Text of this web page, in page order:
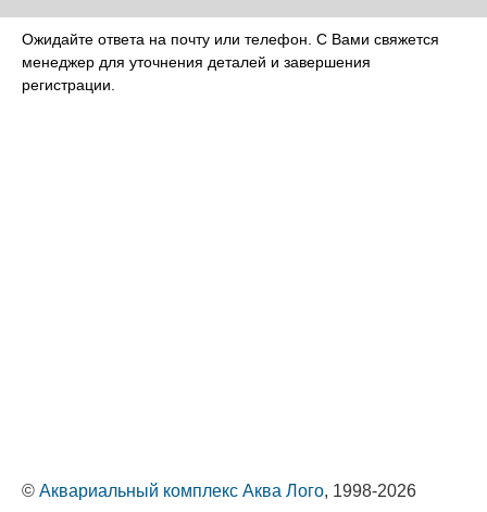
Ожидайте ответа на почту или телефон. С Вами свяжется
менеджер для уточнения деталей и завершения
регистрации.
© Аквариальный комплекс Аква Лого, 1998-2026